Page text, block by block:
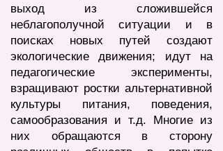
выход из сложившейся
неблагополучной ситуации и в
поисках новых путей создают
экологические движения; идут на
педагогические эксперименты,
взращивают ростки альтернативной
культуры питания, поведения,
самообразования и т.д. Многие из
них обращаются в сторону